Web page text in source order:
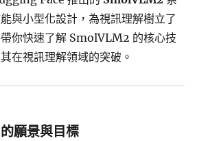
與小型化設計，為視訊理解樹立了
你快速了解 SmolVLM2 的核心技
在視訊理解領域的突破。
願景與目標